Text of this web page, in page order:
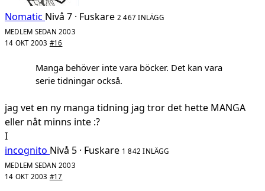
Nomatic Nivå 7 · Fuskare 2 467 INLÄGG
MEDLEM SEDAN 2003
14 OKT 2003 #16
Manga behöver inte vara böcker. Det kan vara
serie tidningar också.
jag vet en ny manga tidning jag tror det hette MANGA
eller nåt minns inte :?
I
incognito Nivå 5 · Fuskare 1 842 INLÄGG
MEDLEM SEDAN 2003
14 OKT 2003 #17